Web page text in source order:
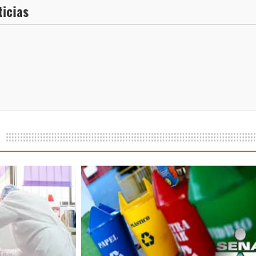
/ Despliegue de seguridad sin
/ DOSQUEBRADAS /
que impactan a más de 20.000 personas
MEDELLIN / En Medellín fue
límites de emisión de gases contaminantes